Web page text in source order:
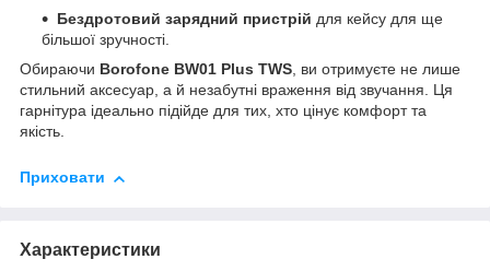
Бездротовий зарядний пристрій для кейсу для ще
більшої зручності.
Обираючи Borofone BW01 Plus TWS, ви отримуєте не лише
стильний аксесуар, а й незабутні враження від звучання. Ця
гарнітура ідеально підійде для тих, хто цінує комфорт та
якість.
Приховати
Характеристики